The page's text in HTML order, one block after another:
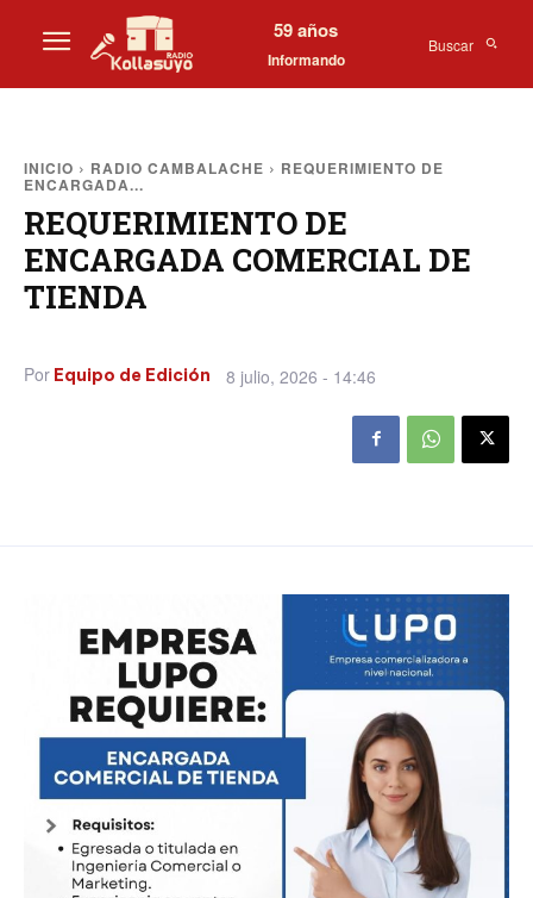
59 años
Informando
Buscar
INICIO RADIO CAMBALACHE REQUERIMIENTO DE
ENCARGADA...
REQUERIMIENTO DE
ENCARGADA COMERCIAL DE
TIENDA
Por Equipo de Edición 8 julio, 2026 - 14:46